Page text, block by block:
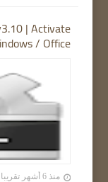
| Activate
/ Office
منذ 6 أشهر تقريبا